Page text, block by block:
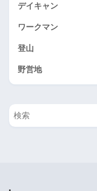
デイキャン
ワークマン
登山
野営地